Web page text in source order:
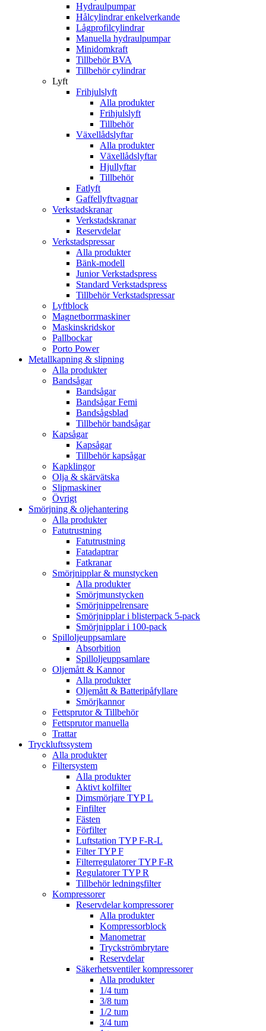
Hydraulpumpar
Hålcylindrar enkelverkande
Lågprofilcylindrar
Manuella hydraulpumpar
Minidomkraft
Tillbehör BVA
Tillbehör cylindrar
Lyft
Frihjulslyft
Alla produkter
Frihjulslyft
Tillbehör
Växellådslyftar
Alla produkter
Växellådslyftar
Hjullyftar
Tillbehör
Fatlyft
Gaffellyftvagnar
Verkstadskranar
Verkstadskranar
Reservdelar
Verkstadspressar
Alla produkter
Bänk-modell
Junior Verkstadspress
Standard Verkstadspress
Tillbehör Verkstadspressar
Lyftblock
Magnetborrmaskiner
Maskinskridskor
Pallbockar
Porto Power
Metallkapning & slipning
Alla produkter
Bandsågar
Bandsågar
Bandsågar Femi
Bandsågsblad
Tillbehör bandsågar
Kapsågar
Kapsågar
Tillbehör kapsågar
Kapklingor
Olja & skärvätska
Slipmaskiner
Övrigt
Smörjning & oljehantering
Alla produkter
Fatutrustning
Fatutrustning
Fatadaptrar
Fatkranar
Smörjnipplar & munstycken
Alla produkter
Smörjmunstycken
Smörjnippelrensare
Smörjnipplar i blisterpack 5-pack
Smörjnipplar i 100-pack
Spilloljeuppsamlare
Absorbition
Spilloljeuppsamlare
Oljemått & Kannor
Alla produkter
Oljemått & Batteripåfyllare
Smörjkannor
Fettsprutor & Tillbehör
Fettsprutor manuella
Trattar
Tryckluftssystem
Alla produkter
Filtersystem
Alla produkter
Aktivt kolfilter
Dimsmörjare TYP L
Finfilter
Fästen
Förfilter
Luftstation TYP F-R-L
Filter TYP F
Filterregulatorer TYP F-R
Regulatorer TYP R
Tillbehör ledningsfilter
Kompressorer
Reservdelar kompressorer
Alla produkter
Kompressorblock
Manometrar
Tryckströmbrytare
Reservdelar
Säkerhetsventiler kompressorer
Alla produkter
1/4 tum
3/8 tum
1/2 tum
3/4 tum